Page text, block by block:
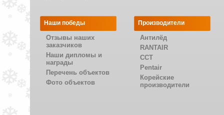
Наши победы
Отзывы наших
заказчиков
Наши дипломы и
награды
Перечень объектов
Фото объектов
Производители
Антилёд
RANTAIR
CCT
Pentair
Корейские
производители